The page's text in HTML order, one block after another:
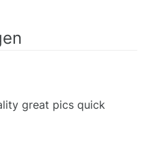
great pics quick